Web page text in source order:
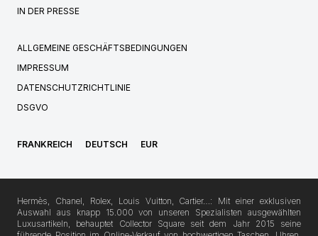
IN DER PRESSE
ALLGEMEINE GESCHÄFTSBEDINGUNGEN
IMPRESSUM
DATENSCHUTZRICHTLINIE
DSGVO
FRANKREICH DEUTSCH EUR
Hermès, Chanel, Rolex, Louis Vuitton, Cartier…: Mit einer exklusiven
Auswahl aus knapp 15.000 von unseren Spezialisten ausgewählten
Luxusartikeln, behauptet Collector Square seit dem Jahr 2015 seine